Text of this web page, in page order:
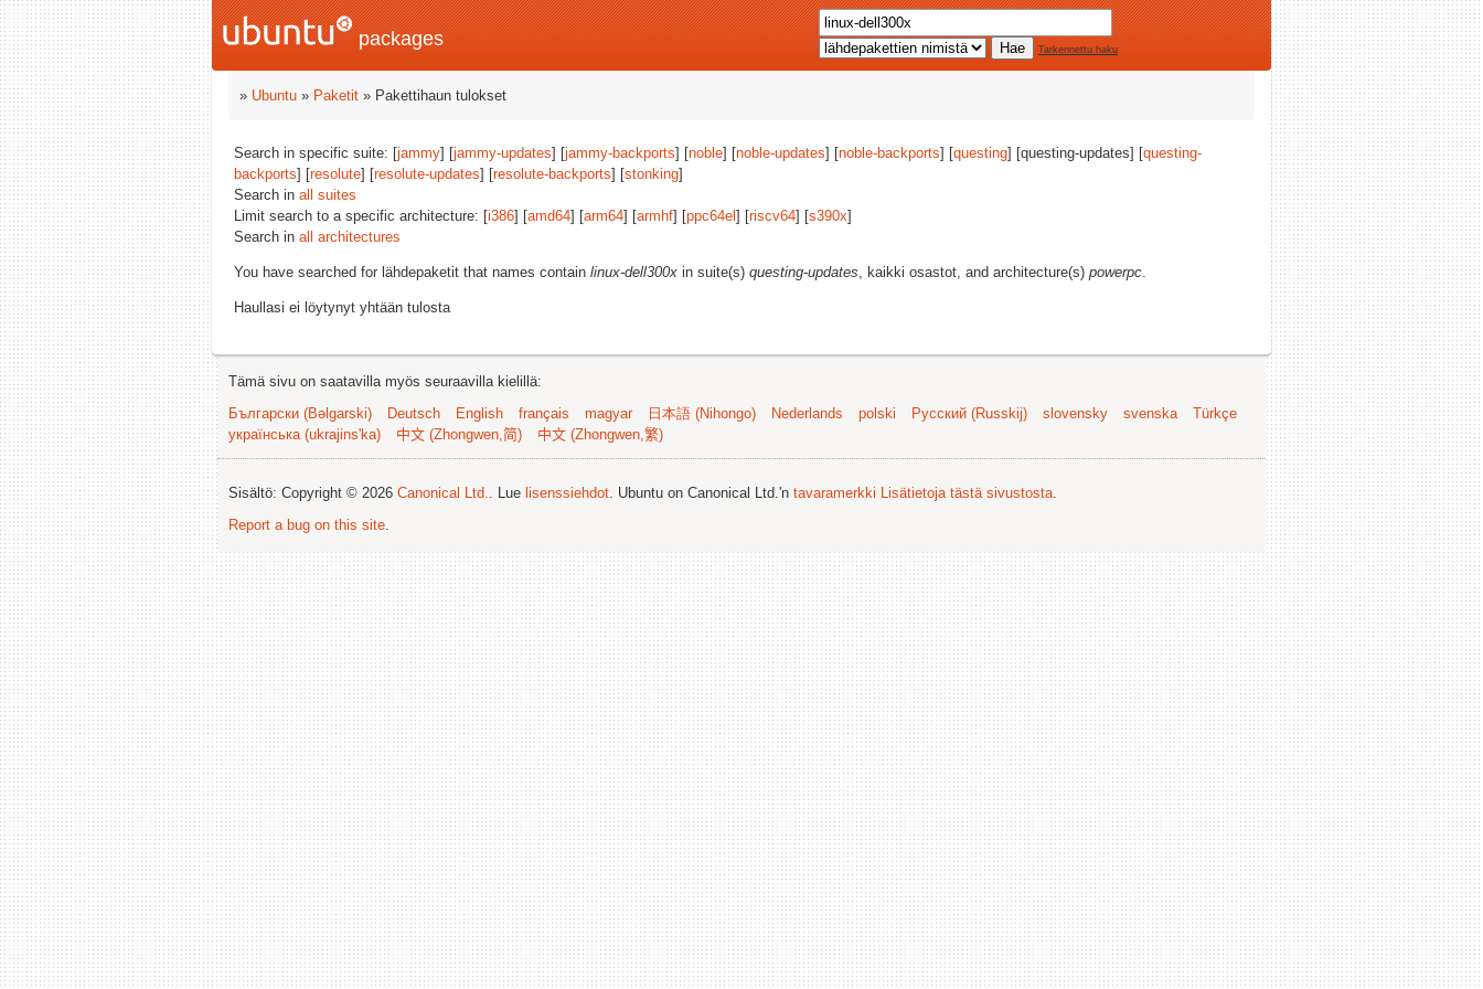
packages Tarkennettu haku
» Ubuntu » Paketit » Pakettihaun tulokset
Search in specific suite: [jammy] [jammy-updates] [jammy-backports] [noble] [noble-updates] [noble-backports] [questing] [questing-updates] [questing-
backports] [resolute] [resolute-updates] [resolute-backports] [stonking]
Search in all suites
Limit search to a specific architecture: [i386] [amd64] [arm64] [armhf] [ppc64el ] [riscv64] [s390x]
Search in all architectures
You have searched for lähdepaketit that names contain linux-dell300x in suite(s) questing-updates, kaikki osastot, and architecture(s) powerpc.
Haullasi ei löytynyt yhtään tulosta
Tämä sivu on saatavilla myös seuraavilla kielillä:
Български (Bəlgarski)
Deutsch English français magyar 日本語 (Nihongo) Nederlands polski Русский (Russkij) slovensky svenska
Türkçe
українська (ukrajins'ka)
中文 (Zhongwen,简) 中文 (Zhongwen,繁)
Sisältö: Copyright © 2026 Canonical Ltd.. Lue lisenssiehdot. Ubuntu on Canonical Ltd.'n tavaramerkki Lisätietoja tästä sivustosta.
Report a bug on this site.